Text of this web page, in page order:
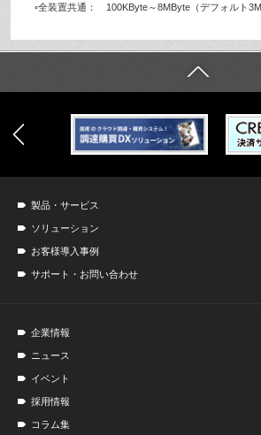
◦全装置共通： 100KByte～8MByte（デフォルト
製品・サービス
ソリューション
お客様導入事例
サポート・お問い合わせ
企業情報
ニュース
イベント
採用情報
コラム集